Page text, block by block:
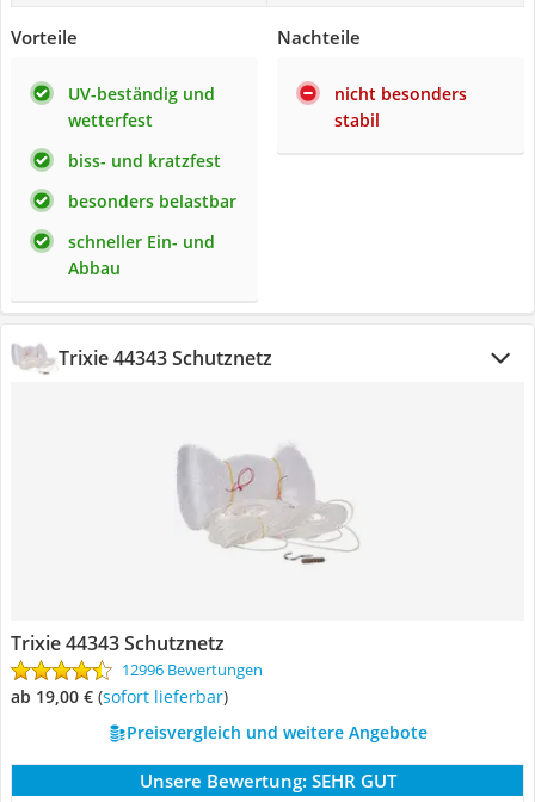
Vorteile
UV-beständig und
wetterfest
biss- und kratzfest
besonders belastbar
schneller Ein- und
Abbau
Nachteile
nicht besonders
stabil
Trixie 44343 Schutznetz
Trixie 44343 Schutznetz
12996 Bewertungen
ab 19,00 € ( Sofort lieferbar)
Preisvergleich und weitere Angebote
Unsere Bewertung: SEHR GUT